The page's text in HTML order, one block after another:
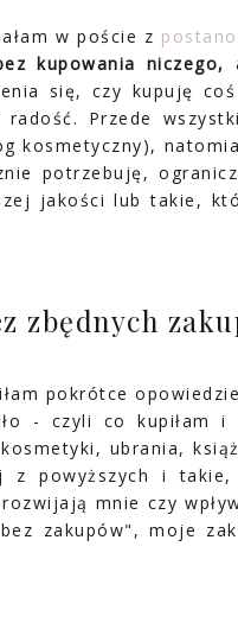
w poście z
kupowania niczego,
się, czy kupuję
radość. Przede
kosmetyczny),
potrzebuję,
jakości lub takie,
zbędnych
pokrótce
- czyli co kupiłam i
ubrania,
z powyższych i
mnie czy
zakupów", moje